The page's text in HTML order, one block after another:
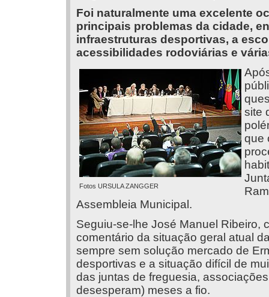
Foi naturalmente uma excelente
principais problemas da cidade,
infraestruturas desportivas, a
acessibilidades rodoviárias e
Fotos URSULA ZANGGER
site
que
Assembleia Municipal.
Seguiu-se-lhe José Manuel Ribeiro,
comentário da situação geral atual
sempre sem solução mercado de
desportivas e a situação difícil de
das juntas de freguesia,
desesperam) meses a fio.